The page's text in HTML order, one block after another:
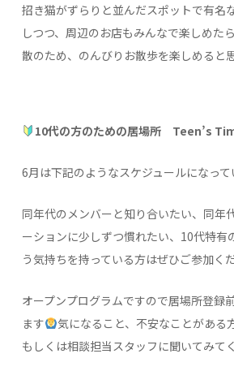
招き猫がずらりと並んだスポットで有名
しつつ、周辺のお店もみんなで楽しめた
散のため、のんびりお散歩を楽しめると
10代の方のための居場所 Teen’s
6月は下記のようなスケジュールになって
同年代のメンバーと知り合いたい、同年
ーションに少しずつ慣れたい、10代特
う気持ちを持っている方はぜひご参加く
オープンプログラムですので居場所登録
ます
気になること、不安なことがある
もしくは相談担当スタッフに聞いてみて